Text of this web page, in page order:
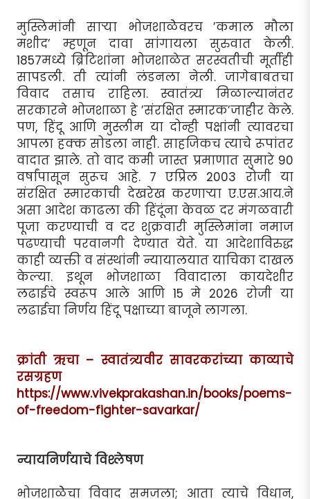
मुस्लिमांनी सार्‍या भोजशाळेेवरच ’कमाल मौला
मशीद’ म्हणून दावा सांगायला सुरुवात केली.
1857मध्ये ब्रिटिशांना भोजशाळेत सरस्वतीची मूर्तीही
सापडली. ती त्यांनी लंडनला नेली. जागेबाबतचा
विवाद तसाच राहिला. स्वातंत्र्य मिळाल्यानंतर
सरकारने भोजशाळा हे ’संरक्षित स्मारक’जाहीर केले.
पण, हिंदू आणि मुस्लीम या दोन्ही पक्षांनी त्यावरचा
आपला हक्क सोडला नाही. साहजिकच त्याचे रूपांतर
वादात झाले. तो वाद कमी जास्त प्रमाणात सुमारे 90
वर्षांपासून सुरूच आहे. 7 एप्रिल 2003 रोजी या
संरक्षित स्मारकाची देखरेख करणार्‍या ए.एस.आय.ने
असा आदेश काढला की हिंदूंना केवळ दर मंगळवारी
पूजा करण्याची व दर शुक्रवारी मुस्लिमांना नमाज
पढण्याची परवानगी देण्यात येते. या आदेशाविरुद्ध
काही व्यक्ती व संस्थांनी न्यायालयात याचिका दाखल
केल्या. इथून भोजशाळा विवादाला कायदेशीर
लढाईचे स्वरूप आले आणि 15 मे 2026 रोजी या
लढाईचा निर्णय हिंदू पक्षाच्या बाजूने लागला.
क्रांती ऋचा – स्वातंत्र्यवीर सावरकरांच्या काव्याचे
रसग्रहण
https://www.vivekprakashan.in/books/poems-
of-freedom-fighter-savarkar/
न्यायनिर्णयाचे विश्लेषण
भोजशाळेेचा विवाद समजला; आता त्याचे विधान,